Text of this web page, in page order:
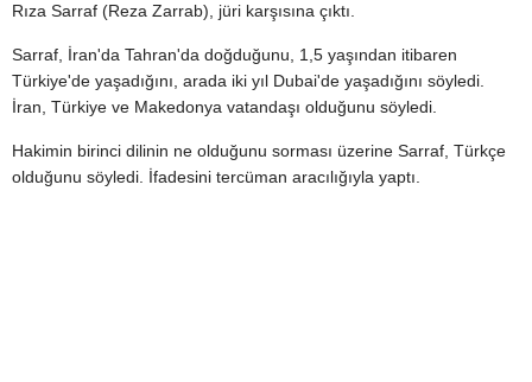
Rıza Sarraf (Reza Zarrab), jüri karşısına çıktı.
Sarraf, İran'da Tahran'da doğduğunu, 1,5 yaşından itibaren
Türkiye'de yaşadığını, arada iki yıl Dubai'de yaşadığını söyledi.
İran, Türkiye ve Makedonya vatandaşı olduğunu söyledi.
Hakimin birinci dilinin ne olduğunu sorması üzerine Sarraf, Türkçe
olduğunu söyledi. İfadesini tercüman aracılığıyla yaptı.